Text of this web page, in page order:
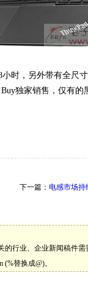
时，另外带有全尺
独家销售，仅有的
下一篇： 电感市场持
行业、企业新闻稿件
(%替换成@)。